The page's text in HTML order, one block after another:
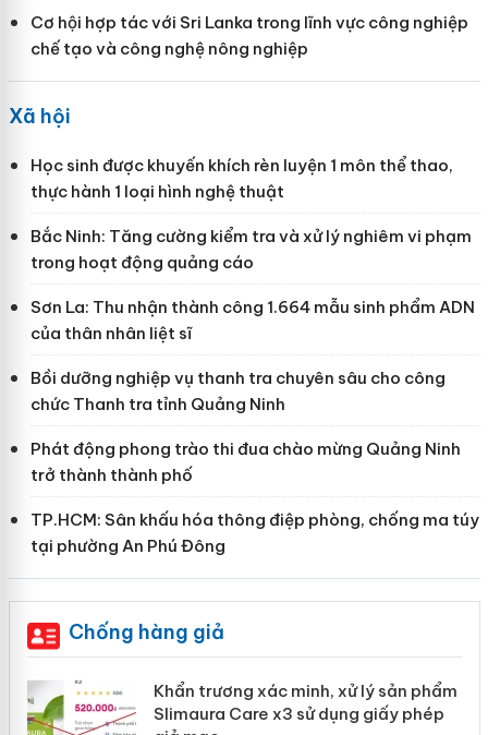
Cơ hội hợp tác với Sri Lanka trong lĩnh vực công nghiệp
chế tạo và công nghệ nông nghiệp
Xã hội
Học sinh được khuyến khích rèn luyện 1 môn thể thao,
thực hành 1 loại hình nghệ thuật
Bắc Ninh: Tăng cường kiểm tra và xử lý nghiêm vi phạm
trong hoạt động quảng cáo
Sơn La: Thu nhận thành công 1.664 mẫu sinh phẩm ADN
của thân nhân liệt sĩ
Bồi dưỡng nghiệp vụ thanh tra chuyên sâu cho công
chức Thanh tra tỉnh Quảng Ninh
Phát động phong trào thi đua chào mừng Quảng Ninh
trở thành thành phố
TP.HCM: Sân khấu hóa thông điệp phòng, chống ma túy
tại phường An Phú Đông
Chống hàng giả
Khẩn trương xác minh, xử lý sản phẩm
Slimaura Care x3 sử dụng giấy phép